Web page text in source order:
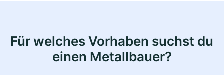
Für welches Vorhaben suchst du
einen Metallbauer?